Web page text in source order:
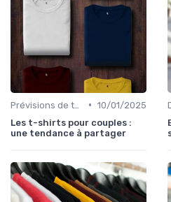
• 10/01/2025
Les t-shirts pour couples :
une tendance à partager